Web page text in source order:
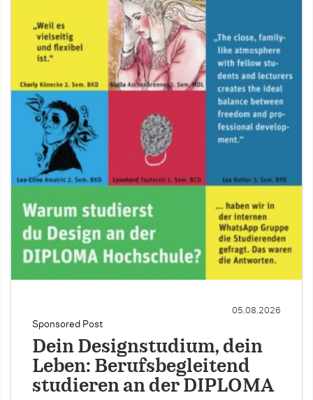
Sponsored Post
05.08.2026
Dein Designstudium, dein
Leben: Berufsbegleitend
studieren an der DIPLOMA